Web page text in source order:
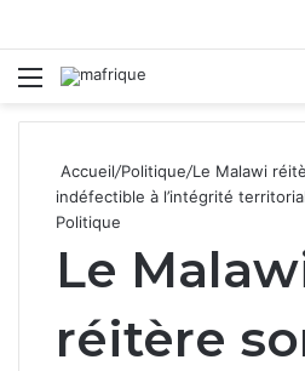
Menu
Accueil/Politique/Le Malawi
indéfectible à l’intégrité
Politique
Le
réitère